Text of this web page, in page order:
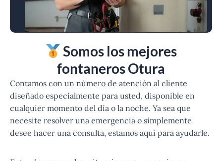
Somos los mejores
fontaneros Otura
Contamos con un número de atención al cliente
diseñado especialmente para usted, disponible en
cualquier momento del día o la noche. Ya sea que
necesite resolver una emergencia o simplemente
desee hacer una consulta, estamos aquí para ayudarle.